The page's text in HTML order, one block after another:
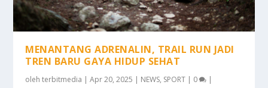
MENANTANG ADRENALIN, TRAIL RUN JADI
TREN BARU GAYA HIDUP SEHAT
olehterbitmedia |Apr 20, 2025 | NEWS, SPORT | 0 |